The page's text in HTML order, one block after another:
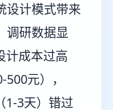
设计模式带来
调研数据显
计成本过高
元），
1-3天）错过